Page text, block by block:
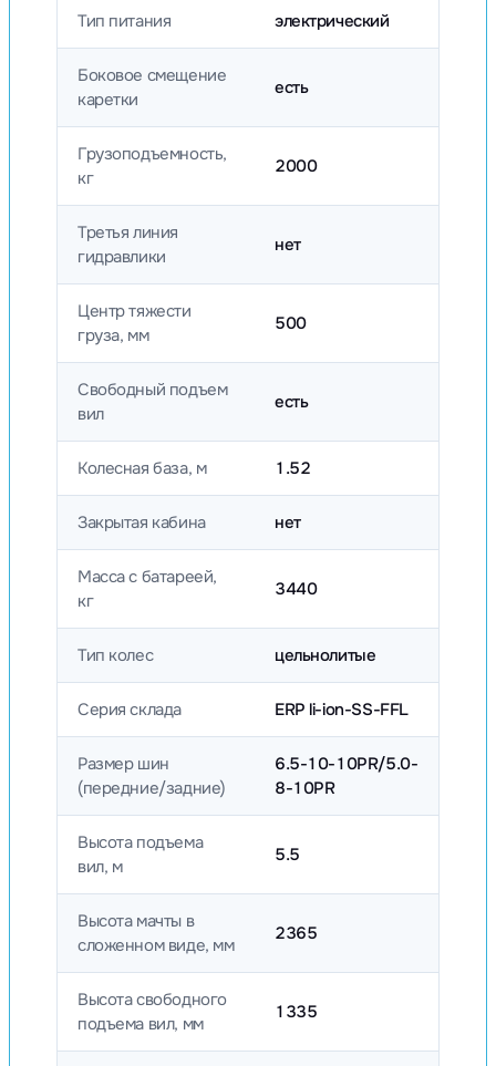
Тип питания электрический
Боковое смещение
каретки
есть
Грузоподъемность,
кг
2000
Третья линия
гидравлики
нет
Центр тяжести
груза, мм
500
Свободный подъем
вил
есть
Колесная база, м 1.52
Закрытая кабина нет
Масса с батареей,
кг
3440
Тип колес цельнолитые
Серия склада ERP li-ion-SS-FFL
Размер шин
(передние/задние)
6.5-10-10PR/5.0-
8-10PR
Высота подъема
вил, м
5.5
Высота мачты в
сложенном виде, мм
2365
Высота свободного
подъема вил, мм
1335